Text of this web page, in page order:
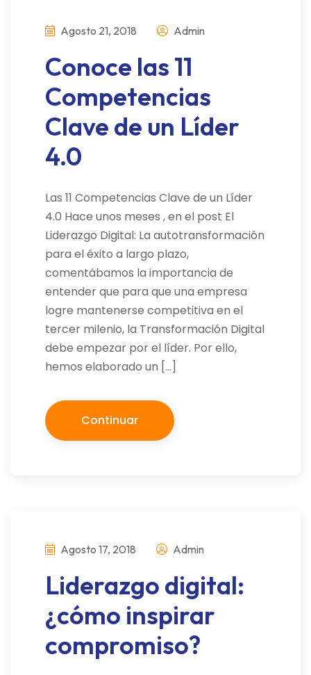
Agosto 21, 2018 Admin
Conoce las 11
Competencias
Clave de un Líder
4.0
Las 11 Competencias Clave de un Líder
4.0 Hace unos meses , en el post El
Liderazgo Digital: La autotransformación
para el éxito a largo plazo,
comentábamos la importancia de
entender que para que una empresa
logre mantenerse competitiva en el
tercer milenio, la Transformación Digital
debe empezar por el líder. Por ello,
hemos elaborado un […]
Continuar
Agosto 17, 2018 Admin
Liderazgo digital:
¿cómo inspirar
compromiso?